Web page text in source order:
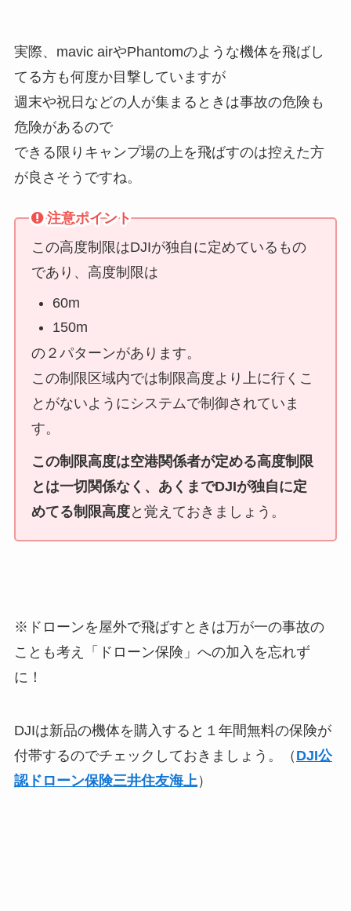
実際、mavic airやPhantomのような機体を飛ばし
てる方も何度か目撃していますが
週末や祝日などの人が集まるときは事故の危険も
危険があるので
できる限りキャンプ場の上を飛ばすのは控えた方
が良さそうですね。
注意ポイント
この高度制限はDJIが独自に定めているもの
であり、高度制限は
60m
150m
の２パターンがあります。
この制限区域内では制限高度より上に行くこ
とがないようにシステムで制御されていま
す。
この制限高度は空港関係者が定める高度制限
とは一切関係なく、あくまでDJIが独自に定
めてる制限高度と覚えておきましょう。
※ドローンを屋外で飛ばすときは万が一の事故の
ことも考え「ドローン保険」への加入を忘れず
に！
DJIは新品の機体を購入すると１年間無料の保険が
付帯するのでチェックしておきましょう。（ DJI公
認ドローン保険三井住友海上 ）